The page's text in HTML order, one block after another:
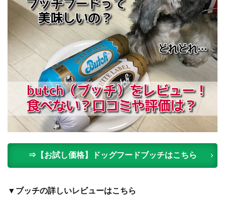
⇒【お試し価格】ドッグフードブッチはこちら
▼ブッチの詳しいレビューはこちら